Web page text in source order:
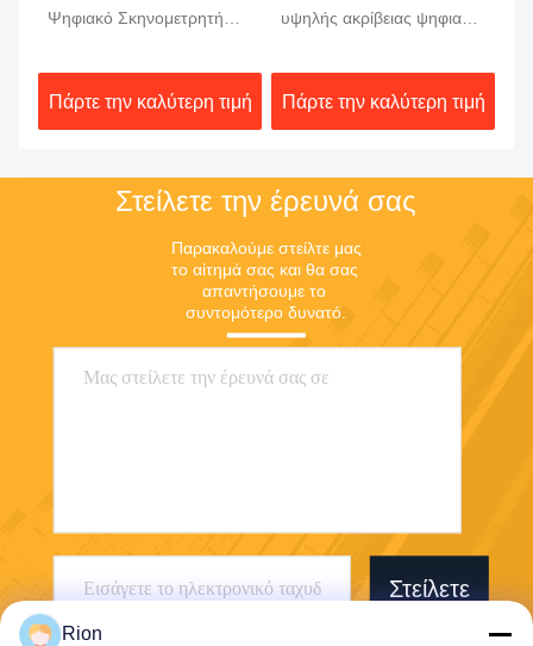
Ψηφιακό Σκηνομετρητή
10Hz Μονοάξονας
Προτρακτήρας
Πάρτε την καλύτερη τιμή
υψηλής ακρίβειας ψηφιακό
δεδομένων Βιομηχανικό
βαθμό
Πάρτε την καλύτερη τιμή
Στείλετε την έρευνά σας
Παρακαλούμε στείλτε μας
το αίτημά σας και θα σας
απαντήσουμε το
συντομότερο δυνατό.
Στείλετε
Rion